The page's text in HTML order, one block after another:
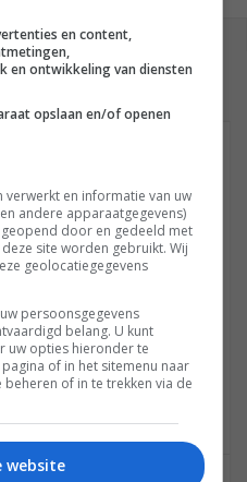
REACTIES (3)
moet ik zeggen dat
de laatste periode
toetrekt. Ik vind dit
horen niet thuis op
velen het met mij eens
en content,
en ontwikkeling van diensten
opslaan en/of openen
en informatie van uw
andere apparaatgegevens)
door en gedeeld met
site worden gebruikt. Wij
geolocatiegegevens
persoonsgegevens
belang. U kunt
uw opties hieronder te
of in het sitemenu naar
of in te trekken via de
website